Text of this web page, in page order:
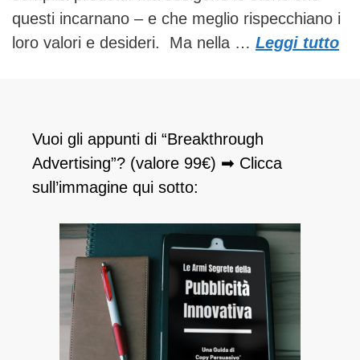
questi incarnano – e che meglio rispecchiano i
loro valori e desideri. Ma nella … Leggi tutto
Vuoi gli appunti di “Breakthrough
Advertising”? (valore 99€) ➡ Clicca
sull’immagine qui sotto: